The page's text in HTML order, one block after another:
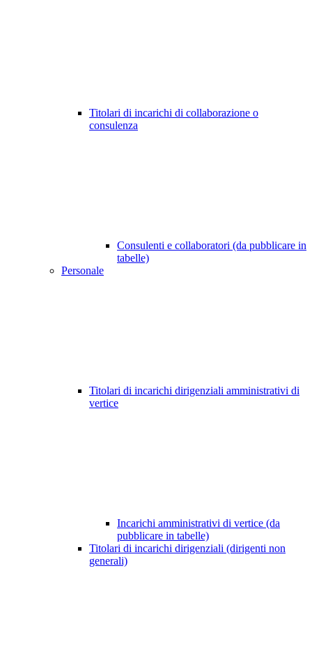
Titolari di incarichi di collaborazione o
consulenza
Consulenti e collaboratori (da pubblicare in
tabelle)
Personale
Titolari di incarichi dirigenziali amministrativi di
vertice
Incarichi amministrativi di vertice (da
pubblicare in tabelle)
Titolari di incarichi dirigenziali (dirigenti non
generali)